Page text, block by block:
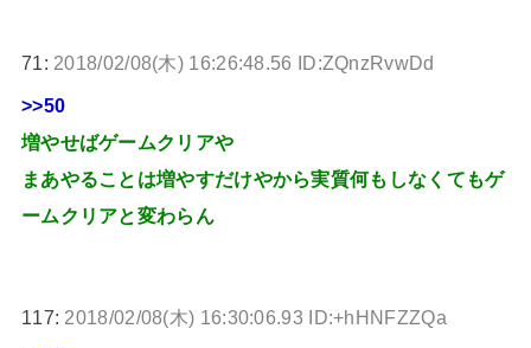
71: 2018/02/08(木) 16:26:48.56 ID:ZQnzRvwDd
>>50
増やせばゲームクリアや
まあやることは増やすだけやから実質何もしなくてもゲ
ームクリアと変わらん
117: 2018/02/08(木) 16:30:06.93 ID:+hHNFZZQa